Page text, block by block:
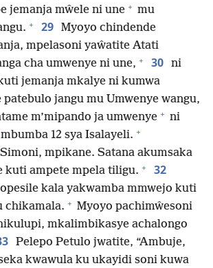
jemanja mŵele ni une + mu
+ 29 Myoyo chindende
mpelasoni yaŵatite Atati
cha umwenye ni une, + 30 ni
jemanja mkalye ni kumwa
patebulo jangu mu Umwenye wangu,
m’mipando ja umwenye + ni
mbumba 12 sya Isalayeli. +
mpikane. Satana akumsaka
kuti ampete mpela tiligu. + 32
kala yakwamba mmwejo kuti
chikamala. + Myoyo pachimŵesoni
mkalimbikasye achalongo
Pelepo Petulo jwatite, “Ambuje,
kwawula ku ukayidi soni kuwa